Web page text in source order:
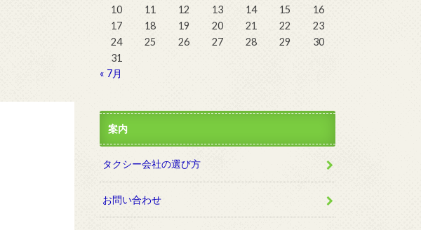
10
11 12 13 14 15
16
17
18 19 20 21 22
23
24
25 26 27 28 29
30
31
« 7月
案内
タクシー会社の選び方
お問い合わせ